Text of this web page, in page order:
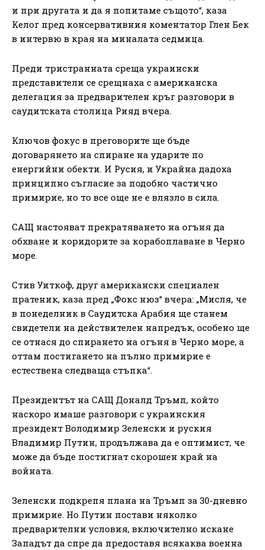
и при другата и да я попитаме същото“, каза
Келог пред консервативния коментатор Глен Бек
в интервю в края на миналата седмица.
Преди тристранната среща украински
представители се срещнаха с американска
делегация за предварителен кръг разговори в
саудитската столица Рияд вчера.
Ключов фокус в преговорите ще бъде
договарянето на спиране на ударите по
енергийни обекти. И Русия, и Украйна дадоха
принципно съгласие за подобно частично
примирие, но то все още не е влязло в сила.
САЩ настояват прекратяването на огъня да
обхване и коридорите за корабоплаване в Черно
море.
Стив Уиткоф, друг американски специален
пратеник, каза пред „Фокс нюз“ вчера: „Мисля, че
в понеделник в Саудитска Арабия ще станем
свидетели на действителен напредък, особено ще
се отнася до спирането на огъня в Черно море, а
оттам постигането на пълно примирие е
естествена следваща стъпка“.
Президентът на САЩ Доналд Тръмп, който
наскоро имаше разговори с украинския
президент Володимир Зеленски и руския
Владимир Путин, продължава да е оптимист, че
може да бъде постигнат скорошен край на
войната.
Зеленски подкрепя плана на Тръмп за 30-дневно
примирие. Но Путин постави няколко
предварителни условия, включително искане
Западът да спре да предоставя всякаква военна